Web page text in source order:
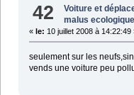
42 Voiture et
malus ecologique
« le: 10 juillet 2008 à 14:22:49
seulement sur les
vends une voiture peu